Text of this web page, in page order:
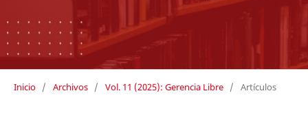
Inicio / Archivos / Vol. 11 (2025): Gerencia Libre / Artículos